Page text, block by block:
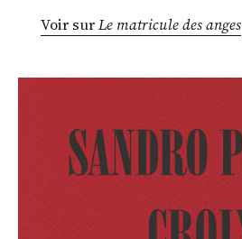
Voir surLe matricule des anges